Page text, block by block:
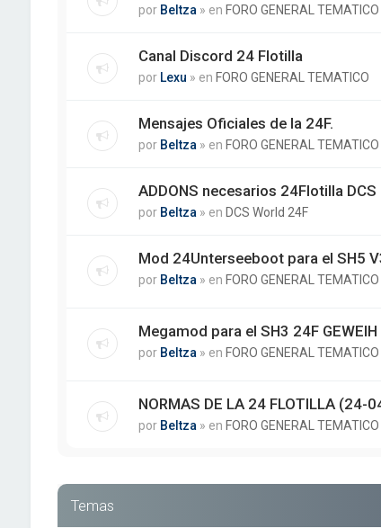
por Beltza » en FORO GENERAL TEMATICO
Canal Discord 24 Flotilla
por Lexu » en FORO GENERAL TEMATICO
Mensajes Oficiales de la 24F.
por Beltza » en FORO GENERAL TEMATICO
ADDONS necesarios 24Flotilla DCS
por Beltza » en DCS World 24F
Mod 24Unterseeboot para el SH5
por Beltza » en FORO GENERAL TEMATICO
Megamod para el SH3 24F GEWEIH
por Beltza » en FORO GENERAL TEMATICO
NORMAS DE LA 24 FLOTILLA (24-
por Beltza » en FORO GENERAL TEMATICO
Temas